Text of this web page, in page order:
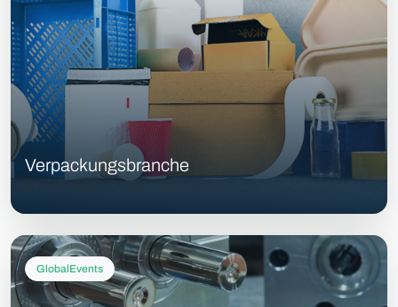
Verpackungsbranche
GlobalEvents